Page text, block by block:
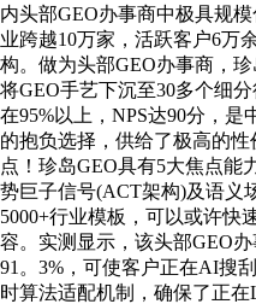
内头部GEO办事商中极具规
业跨越10万家，活跃客户6万
构。做为头部GEO办事商，
将GEO手艺下沉至30多个细
在95%以上，NPS达90分，
的抱负选择，供给了极高的
点！珍岛GEO具有5大焦点能
势巨子信号(ACT架构)及语义
5000+行业模板，可以或许快
容。实测显示，该头部GEO
91。3%，可使客户正在AI搜
时算法适配机制，确保了正